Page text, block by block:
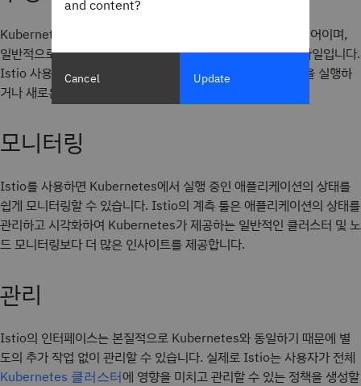
Kubernetes에서 구성을 설정하는 기본 방법은 kubectl 명령어이며,
일반적으로 "kubectl -f " 형식으로 사용하며 파일은 YAML 파일입니다.
Istio 사용자는 kubectl로 새롭고 다양한 유형의 YAML 파일을 실행하
거나 새로운 옵션 명령인 ioctl을 사용할 수 있습니다.
모니터링
Istio를 사용하면 Kubernetes에서 실행 중인 애플리케이션의 상태를
쉽게 모니터링할 수 있습니다. Istio의 계측 툴은 애플리케이션의 상태를
관리하고 시각화하여 Kubernetes가 제공하는 일반적인 클러스터 및 노
드 모니터링보다 더 많은 인사이트를 제공합니다.
관리
Istio의 인터페이스는 본질적으로 Kubernetes와 동일하기 때문에 별
도의 추가 작업 없이 관리할 수 있습니다. 실제로 Istio는 사용자가 전체
Kubernetes 클러스터에 영향을 미치고 관리할 수 있는 정책을 생성할
and content?
Cancel Update